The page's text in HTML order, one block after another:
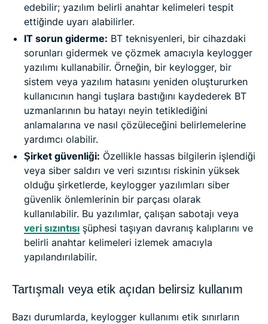
edebilir; yazılım belirli anahtar kelimeleri tespit
ettiğinde uyarı alabilirler.
IT sorun giderme: BT teknisyenleri, bir cihazdaki
sorunları gidermek ve çözmek amacıyla keylogger
yazılımı kullanabilir. Örneğin, bir keylogger, bir
sistem veya yazılım hatasını yeniden oluştururken
kullanıcının hangi tuşlara bastığını kaydederek BT
uzmanlarının bu hatayı neyin tetiklediğini
anlamalarına ve nasıl çözüleceğini belirlemelerine
yardımcı olabilir.
Şirket güvenliği: Özellikle hassas bilgilerin işlendiği
veya siber saldırı ve veri sızıntısı riskinin yüksek
olduğu şirketlerde, keylogger yazılımları siber
güvenlik önlemlerinin bir parçası olarak
kullanılabilir. Bu yazılımlar, çalışan sabotajı veya
veri sızıntısı şüphesi taşıyan davranış kalıplarını ve
belirli anahtar kelimeleri izlemek amacıyla
yapılandırılabilir.
Tartışmalı veya etik açıdan belirsiz kullanım
Bazı durumlarda, keylogger kullanımı etik sınırların